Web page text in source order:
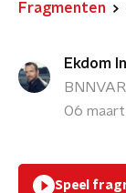
Fragmenten
Ekdom
06
Speel